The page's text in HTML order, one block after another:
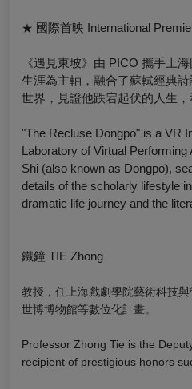
★ 國際首映 International
《遇見東坡》由 PICO 攜手上
生涯為主軸，融合了蘇軾經典
世界，見證他跌宕起伏的人生，
"The Recluse Dongpo" is a VR
Laboratory of Virtual
Shi (also known as Dongpo),
details of the scholarly lifestyle
dramatic life journey and the
鐵鐘 TIE Zhong
教授，任上海戲劇學院藝術科技
世博博物館等數位化計畫。
Professor Zhong Tie is the
recipient of prestigious honors